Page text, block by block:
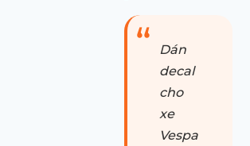
Dán
decal
cho
xe
Vespa